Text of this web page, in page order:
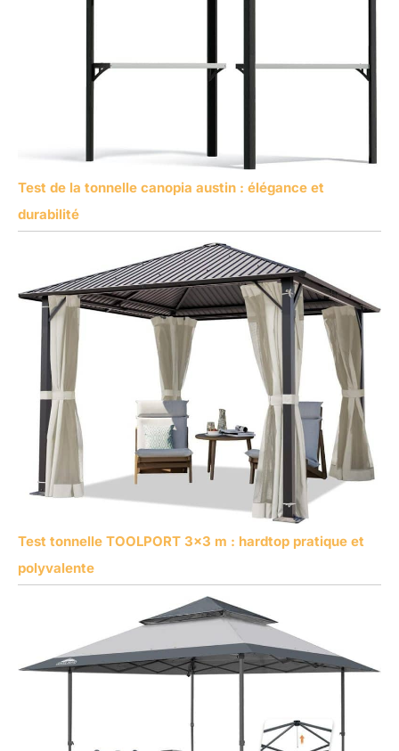
Test de la tonnelle canopia austin : élégance et
durabilité
Test tonnelle TOOLPORT 3×3 m : hardtop pratique et
polyvalente